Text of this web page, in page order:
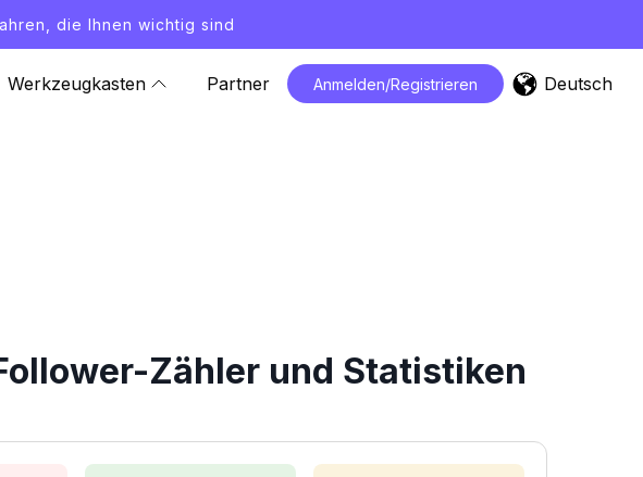
die Ihnen wichtig sind
Werkzeugkasten Partner Anmelden/Registrieren Deutsch
Zähler und Statistiken